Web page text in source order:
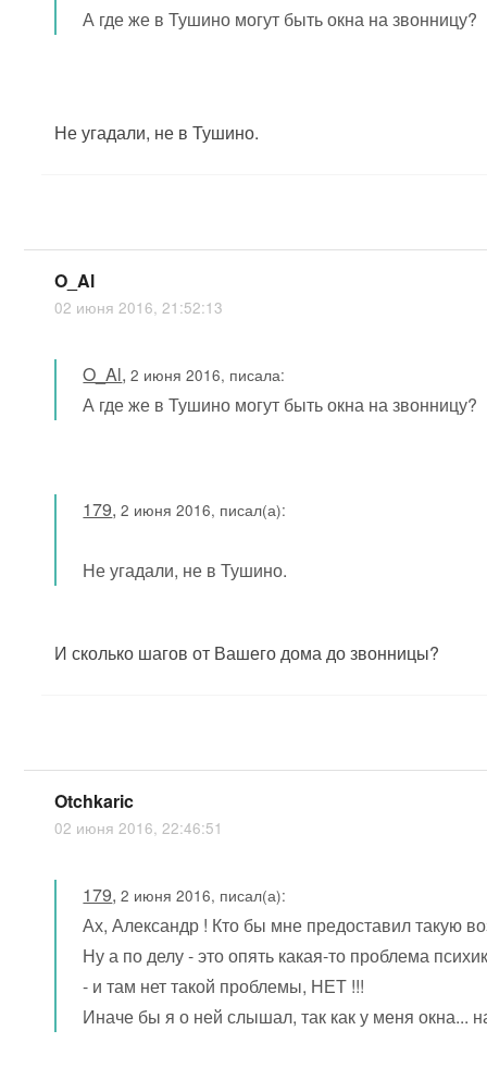
А где же в Тушино могут быть окна на звонницу?
Не угадали, не в Тушино.
O_Al
02 июня 2016, 21:52:13
O_Al,2 июня 2016, писала:
А где же в Тушино могут быть окна на звонницу?
179,2 июня 2016, писал(а):
Не угадали, не в Тушино.
И сколько шагов от Вашего дома до звонницы?
Otchkaric
02 июня 2016, 22:46:51
179,2 июня 2016, писал(а):
Ах, Александр ! Кто бы мне предоставил такую
Ну а по делу - это опять какая-то проблема
- и там нет такой проблемы, НЕТ !!!
Иначе бы я о ней слышал, так как у меня окна...